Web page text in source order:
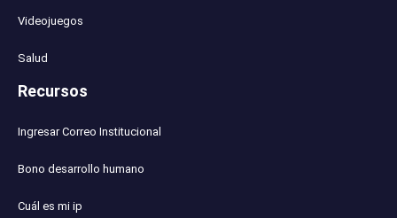
Videojuegos
Salud
Recursos
Ingresar Correo Institucional
Bono desarrollo humano
Cuál es mi ip